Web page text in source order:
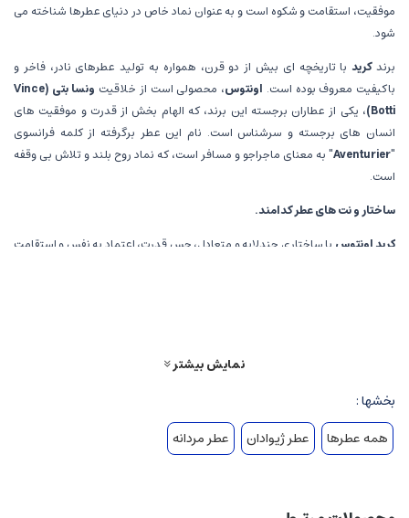
موفقیت، استقامت و شکوه است و به عنوان نماد خاص در دنیای عطرها شناخته می
شود.
برندکرید با تاریخچه ای بیش از دو قرن، همواره به تولید عطرهای نادر، فاخر و
باکیفیت معروف بوده است. اونتوس، محصولی است از خلاقیت ونسا بتی (Vince
Botti) ، یکی از عطاران برجسته این برند، که الهام بخش از قدرت و موفقیت های
انسان های برجسته و سرشناس است. نام این عطر برگرفته از کلمه فرانسوی
"Aventurier"
به معنای ماجراجو و مسافر است، که نماد روح بلند و تلاش بی وقفه
است.
ساختار و نت های عطر کدامند.
کرید اونتوس با ساختاری چندلایه و متعادل، حس قدرت، اعتماد به نفس و استقامت
آناناس، که حس سرزندگی و جذابیت را فراهم می آورند.
درخشش مثبت را برمی انگیزند.
نت های میانی(Heart Notes)
نمایش بیشتر
بخشها :
همه عطرها
عطر ژیوادان عطر مردانه